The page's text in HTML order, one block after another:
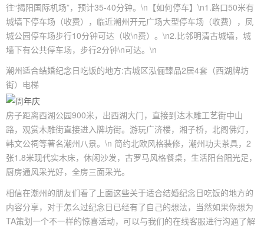
往“揭阳国际机场”，预计35-40分钟。\n【如何停车】\n1.路口50米有
城墙下停车场（收费），临近潮州开元广场大型停车场（收费），凤
城公园停车场步行10分钟可达（收\n费）。\n2.比邻明清古城墙，城
墙下有公共停车场，步行2分钟\n可达。\n
潮州适合结婚纪念日吃饭的地方:古城区泓俪臻品2居4套（西湖牌坊
街）电梯
房子距离西湖公园900米，出西湖大门，直接到达木雕工艺街中山
路，观赏木雕街直接进入牌坊街。游玩广济楼，湘子桥，北阁佛灯，
韩文公祠等著名潮州八景。\n 简约北欧风格装修，潮州功夫茶具，2
张1.8米现代实木床，休闲沙发，古罗马风格餐桌，生活阳台阳光足，
厨房通风采光好，全房三面采光。
相信在潮州的朋友们看了上面这些关于适合结婚纪念日吃饭的地方的
内容分享，对于怎么过纪念日已经有了自己的想法，当然如果你想为
TA策划一个不一样的惊喜活动，可以与我们的在线客服进行沟通了解